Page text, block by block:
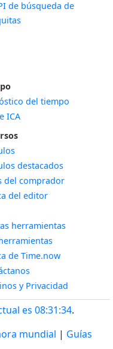
de búsqueda de
del tiempo
ICA
destacados
del comprador
del editor
herramientas
de Time.now
y Privacidad
es 08:31:35.
mundial | Guías